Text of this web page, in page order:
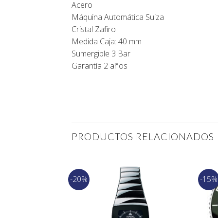
Acero
Máquina Automática Suiza
Cristal Zafiro
Medida Caja: 40 mm
Sumergible 3 Bar
Garantía 2 años
PRODUCTOS RELACIONADOS
-20% -15%